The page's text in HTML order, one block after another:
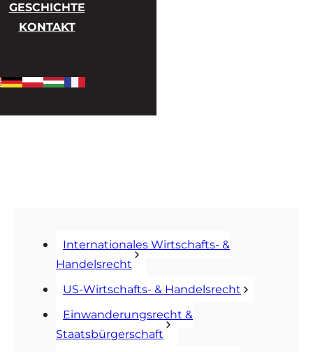
GESCHICHTE
KONTAKT
Internationales Wirtschafts- &
Handelsrecht
US-Wirtschafts- & Handelsrecht
Einwanderungsrecht &
Staatsbürgerschaft